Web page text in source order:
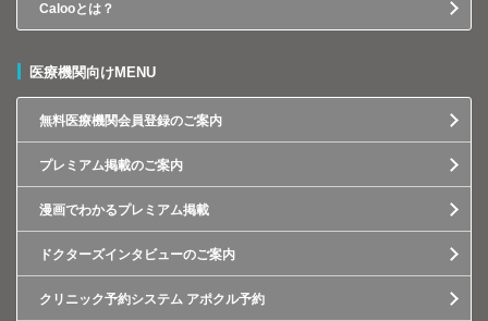
Calooとは？
医療機関向けMENU
無料医療機関会員登録のご案内
プレミアム掲載のご案内
漫画でわかるプレミアム掲載
ドクターズインタビューのご案内
クリニック予約システム アポクル予約